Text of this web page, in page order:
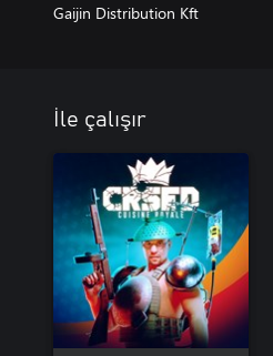
Gaijin Distribution Kft
İle çalışır